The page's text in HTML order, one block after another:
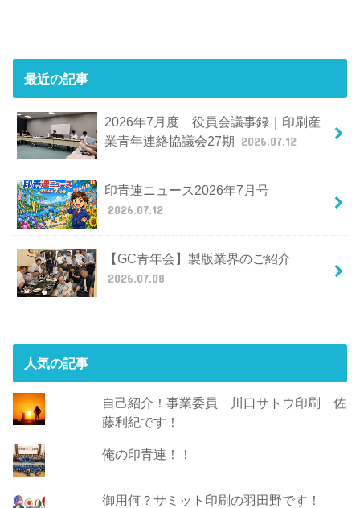
最近の記事
2026年7月度 役員会議事録｜印刷産
業青年連絡協議会27期 2026.07.12
印青連ニュース2026年7月号
2026.07.12
【GC青年会】製版業界のご紹介
2026.07.08
人気の記事
自己紹介！事業委員 川口サトウ印刷 佐
藤利紀です！
俺の印青連！！
御用何？サミット印刷の羽田野です！